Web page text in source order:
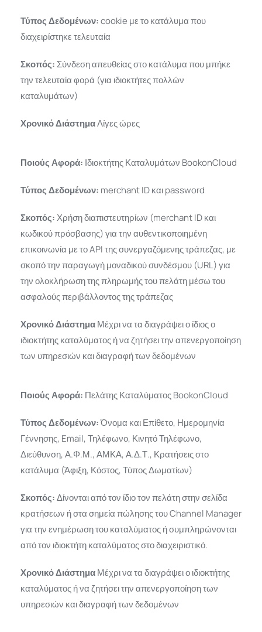
Τύπος Δεδομένων:cookie με το κατάλυμα που
διαχειρίστηκε τελευταία
Σκοπός:Σύνδεση απευθείας στο κατάλυμα που μπήκε
την τελευταία φορά (για ιδιοκτήτες πολλών
καταλυμάτων)
Χρονικό ΔιάστημαΛίγες ώρες
Ποιούς Αφορά: Ιδιοκτήτης Καταλυμάτων BookonCloud
Τύπος Δεδομένων: merchant ID και password
Σκοπός:Χρήση διαπιστευτηρίων (merchant ID και
κωδικού πρόσβασης) για την αυθεντικοποιημένη
επικοινωνία με το API της συνεργαζόμενης τράπεζας, με
σκοπό την παραγωγή μοναδικού συνδέσμου (URL) για
την ολοκλήρωση της πληρωμής του πελάτη μέσω του
ασφαλούς περιβάλλοντος της τράπεζας
Χρονικό ΔιάστημαΜέχρι να τα διαγράψει ο ίδιος ο
ιδιοκτήτης καταλύματος ή να ζητήσει την απενεργοποίηση
των υπηρεσιών και διαγραφή των δεδομένων
Ποιούς Αφορά: Πελάτης Καταλύματος BookonCloud
Τύπος Δεδομένων:Όνομα και Επίθετο, Ημερομηνία
Γέννησης, Email, Τηλέφωνο, Κινητό Τηλέφωνο,
Διεύθυνση, Α.Φ.Μ., ΑΜΚΑ, Α.Δ.Τ., Κρατήσεις στο
κατάλυμα (Άφιξη, Κόστος, Τύπος Δωματίων)
Σκοπός:Δίνονται από τον ίδιο τον πελάτη στην σελίδα
κρατήσεων ή στα σημεία πώλησης του Channel Manager
για την ενημέρωση του καταλύματος ή συμπληρώνονται
από τον ιδιοκτήτη καταλύματος στο διαχειριστικό.
Χρονικό ΔιάστημαΜέχρι να τα διαγράψει ο ιδιοκτήτης
καταλύματος ή να ζητήσει την απενεργοποίηση των
υπηρεσιών και διαγραφή των δεδομένων